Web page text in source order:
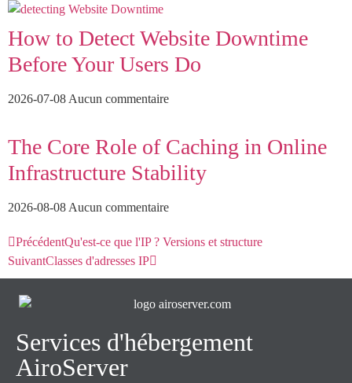
How to Detect Website Downtime
Before Your Users Do
2026-07-08 Aucun commentaire
The Core Role of Caching in Online
Infrastructure Stability
2026-08-08 Aucun commentaire
PrécédentQu'est-ce que l'IP ? Versions et structure
SuivantClasses d'adresses IP
Services d'hébergement
AiroServer